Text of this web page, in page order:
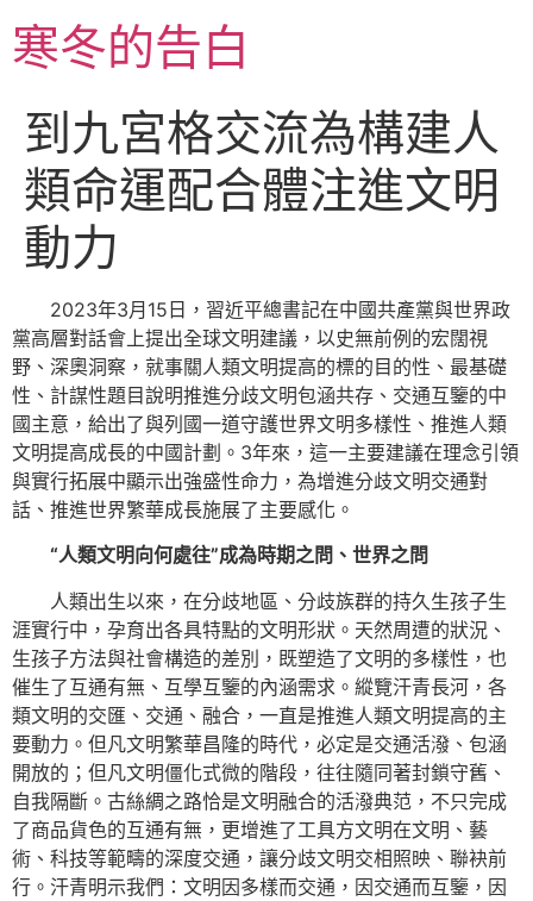
至
主寒冬的告白
到九宮格交流為構建人
類命運配合體注進文明
動力
2023年3月15日，習近平總書記在中國共產黨與世界政
黨高層對話會上提出全球文明建議，以史無前例的宏闊視
野、深奧洞察，就事關人類文明提高的標的目的性、最基礎
性、計謀性題目說明推進分歧文明包涵共存、交通互鑒的中
國主意，給出了與列國一道守護世界文明多樣性、推進人類
文明提高成長的中國計劃。3年來，這一主要建議在理念引領
與實行拓展中顯示出強盛性命力，為增進分歧文明交通對
話、推進世界繁華成長施展了主要感化。
“人類文明向何處往”成為時期之問、世界之問
人類出生以來，在分歧地區、分歧族群的持久生孩子生
涯實行中，孕育出各具特點的文明形狀。天然周遭的狀況、
生孩子方法與社會構造的差別，既塑造了文明的多樣性，也
催生了互通有無、互學互鑒的內涵需求。縱覽汗青長河，各
類文明的交匯、交通、融合，一直是推進人類文明提高的主
要動力。但凡文明繁華昌隆的時代，必定是交通活潑、包涵
開放的；但凡文明僵化式微的階段，往往隨同著封鎖守舊、
自我隔斷。古絲綢之路恰是文明融合的活潑典范，不只完成
了商品貨色的互通有無，更增進了工具方文明在文明、藝
術、科技等範疇的深度交通，讓分歧文明交相照映、聯袂前
行。汗青明示我們：文明因多樣而交通，因交通而互鑒，因